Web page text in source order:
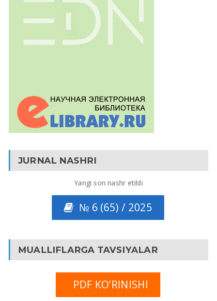
JURNAL NASHRI
Yangi son nashr etildi
№ 6 (65) / 2025
MUALLIFLARGA TAVSIYALAR
PDF KO’RINISHI